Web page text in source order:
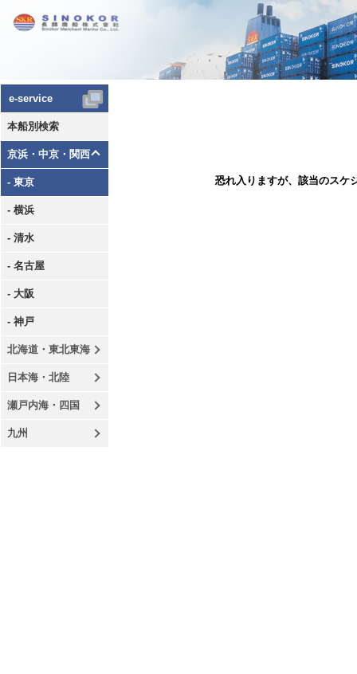
e-service
本船別検索
京浜・中京・関西
- 東京
- 横浜
- 清水
- 名古屋
- 大阪
- 神戸
北海道・東北東海
日本海・北陸
瀬戸内海・四国
九州
恐れ入りますが、該当のスケ